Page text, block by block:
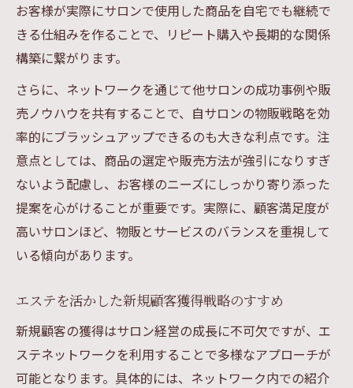
お客様が実際にサロンで使用した商品を自宅でも継続で
きる仕組みを作ることで、リピート購入や長期的な関係
構築に繋がります。
さらに、ネットワークを通じて他サロンの成功事例や販
売ノウハウを共有することで、自サロンの物販戦略を効
率的にブラッシュアップできるのも大きな利点です。注
意点としては、商品の選定や販売方法が強引になりすぎ
ないよう配慮し、お客様のニーズにしっかり寄り添った
提案を心がけることが重要です。実際に、顧客満足度が
高いサロンほど、物販とサービスのバランスを重視して
いる傾向があります。
エステを活かした新規顧客獲得戦略のすすめ
新規顧客の獲得はサロン経営の成長に不可欠ですが、エ
ステネットワークを利用することで多様なアプローチが
可能となります。具体的には、ネットワーク内での紹介